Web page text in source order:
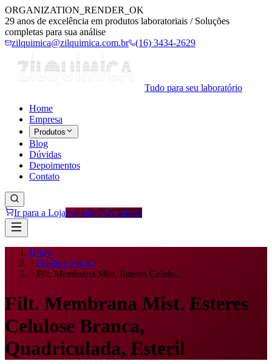
ORGANIZATION_RENDER_OK
29 anos de excelência em produtos laboratoriais / Soluções
completas para sua análise
zilquimica@zilquimica.com.br
(16) 3434-2629
Tudo para seu laboratório
Home
Empresa
Produtos
Blog
Dúvidas
Depoimentos
Contato
Ir para a LojaSolicitar Orçamento
Home
Papéis e Filtros
Filt. Membrana Mist. Esteres Celulo...
Filt. Membrana Mist. Esteres
Celulose Branca,
Quadriculada, Esteril